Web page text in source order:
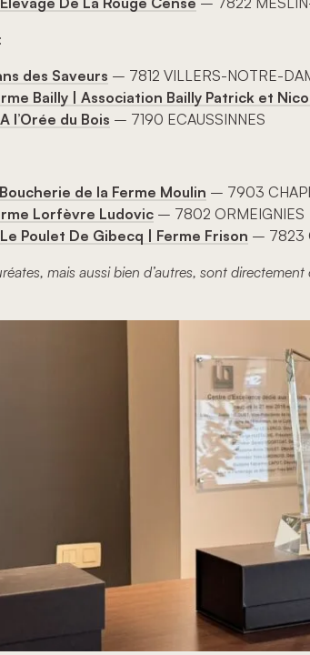
des Saveurs – 7812 VILLERS-NOTRE-
Bailly | Association Bailly Patrick et
A l’Orée du Bois – 7190 ECAUSSINNES
de la Ferme Moulin – 7903
Lorfèvre Ludovic – 7802 ORMEIGNIES
Le Poulet De Gibecq | Ferme Frison – 7823
mais aussi bien d’autres, sont